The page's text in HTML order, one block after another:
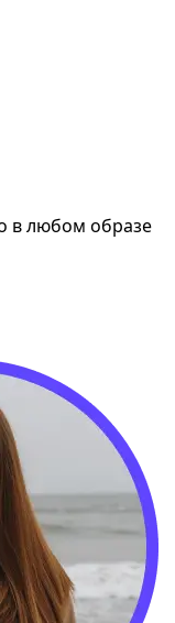
в любом образе